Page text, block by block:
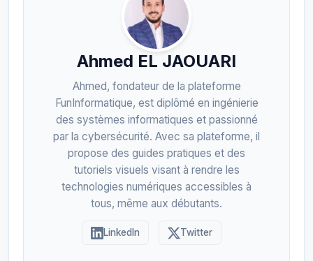
Ahmed EL JAOUARI
Ahmed, fondateur de la plateforme
FunInformatique, est diplômé en ingénierie
des systèmes informatiques et passionné
par la cybersécurité. Avec sa plateforme, il
propose des guides pratiques et des
tutoriels visuels visant à rendre les
technologies numériques accessibles à
tous, même aux débutants.
LinkedIn Twitter